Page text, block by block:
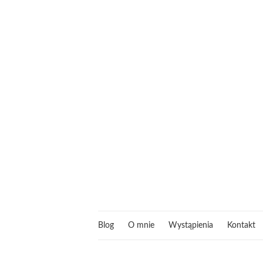
Blog O mnie Wystąpienia Kontakt